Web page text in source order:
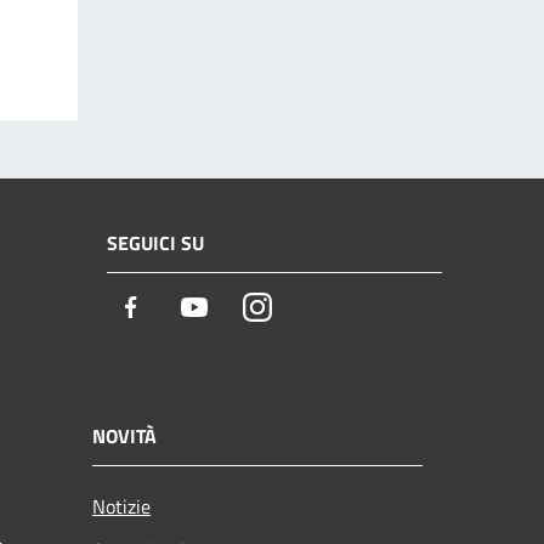
SEGUICI SU
Facebook YoutubeInstagram
NOVITÀ
Notizie